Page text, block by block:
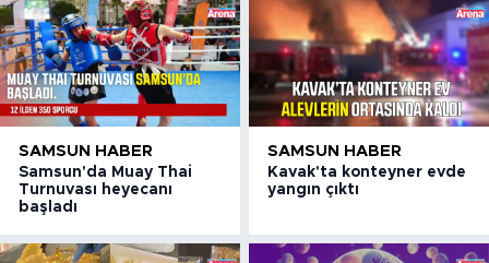
SAMSUN HABER
Samsun'da Muay Thai
Turnuvası heyecanı
başladı
SAMSUN HABER
Kavak'ta konteyner evde
yangın çıktı